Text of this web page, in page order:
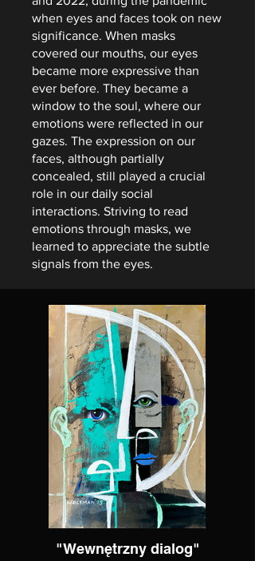
when eyes and faces took on new
significance. When masks
covered our mouths, our eyes
became more expressive than
ever before. They became a
window to the soul, where our
emotions were reflected in our
gazes. The expression on our
faces, although partially
concealed, still played a crucial
role in our daily social
interactions. Striving to read
emotions through masks, we
learned to appreciate the subtle
signals from the eyes.
"Wewnętrzny dialog"